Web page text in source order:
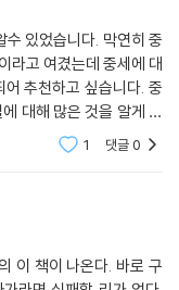
싸우기는커녕 같은 기
더러운 배신자’ 취급을
당시 국운이 쇠락하는
, 이후 독재자 프랑코는
19세기 말 민족주의 감정
서 바이킹을 소환한다
시무시한 위엄으로 공포
에서와는 달리 러시아
다.
있었습니다. 막연히 중
라고 여겼는데 중세에 대
추천하고 싶습니다. 중
대해 많은 것을 알게 되
있는 통찰력을 갖게 해
1 댓글0
이 책이 나온다. 바로 구